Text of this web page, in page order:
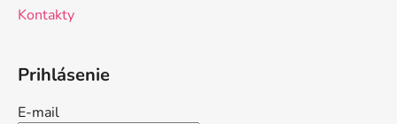
Kontakty
Prihlásenie
E-mail